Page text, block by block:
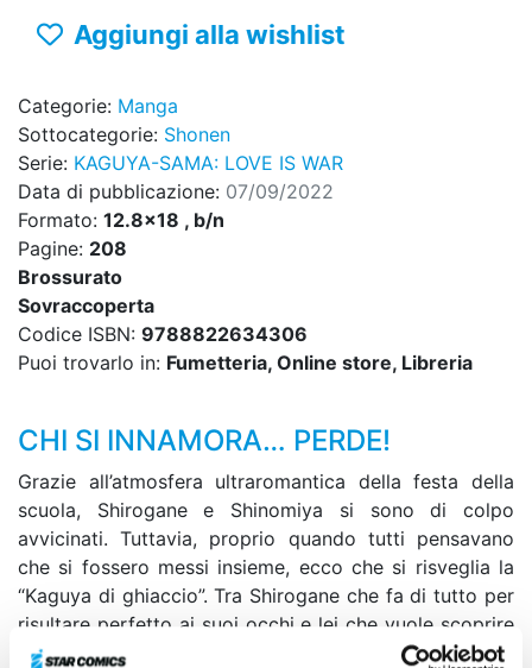
Aggiungi alla wishlist
Categorie: Manga
Sottocategorie: Shonen
Serie: KAGUYA-SAMA: LOVE IS WAR
Data di pubblicazione: 07/09/2022
Formato: 12.8x18 , b/n
Pagine: 208
Brossurato
Sovraccoperta
Codice ISBN: 9788822634306
Puoi trovarlo in: Fumetteria, Online store, Libreria
CHI SI INNAMORA… PERDE!
Grazie all’atmosfera ultraromantica della festa della
scuola, Shirogane e Shinomiya si sono di colpo
avvicinati. Tuttavia, proprio quando tutti pensavano
che si fossero messi insieme, ecco che si risveglia la
“Kaguya di ghiaccio”. Tra Shirogane che fa di tutto per
risultare perfetto ai suoi occhi e lei che vuole scoprire
tutti i suoi difetti, sembra che, nonostante un certo